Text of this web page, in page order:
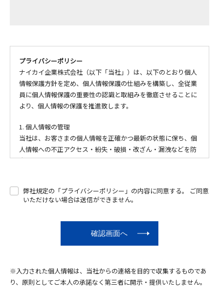
プライバシーポリシー
ナイカイ企業株式会社（以下「当社」）は、以下のとおり個人
情報保護方針を定め、個人情報保護の仕組みを構築し、全従業
員に個人情報保護の重要性の認識と取組みを徹底させることに
より、個人情報の保護を推進致します。
1. 個人情報の管理
当社は、お客さまの個人情報を正確かつ最新の状態に保ち、個
人情報への不正アクセス・紛失・破損・改ざん・漏洩などを防
止するため、セキュリティシステムの維持・管理体制の整備・
2. 個人情報の利用目的
ご送付に利用いたします。
当社は、お客さまよりお預かりした個人情報を適切に管理し、
次のいずれかに該当する場合を除き、個人情報を第三者に開示
弊社規定の「プライバシーポリシー」の内容に同意する。 ご同意
いただけない場合は送信ができません。
※入力された個人情報は、当社からの連絡を目的で収集するものであ
り、原則としてご本人の承諾なく第三者に開示・提供いたしません。